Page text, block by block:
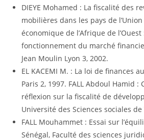
DIEYE Mohamed : La fiscalité des
mobilières dans les pays de
économique de l’Afrique de
fonctionnement du marché
Jean Moulin Lyon 3, 2002.
EL KACEMI M. : La loi de finances
Paris 2, 1997. FALL Abdoul Hamid
réflexion sur la fiscalité de
Université des Sciences sociales de
FALL Mouhammet : Essai sur
Sénégal, Faculté des sciences